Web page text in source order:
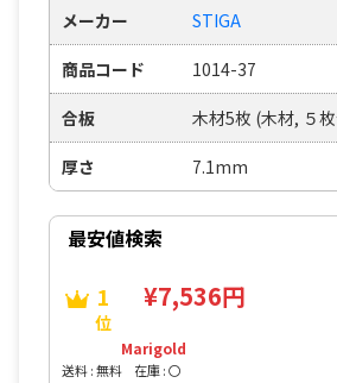
メーカー STIGA
商品コード 1014-37
合板 木材5枚 (木材, ５
厚さ 7.1mm
最安値検索
1
位
¥7,536円
Marigold
送料 : 無料 在庫 : 〇